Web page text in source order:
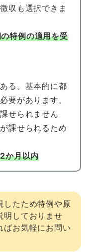
収も選択できま
特例の適用を受
る。基本的に都
要があります。
せられません
課せられるため
か月以内
したため特例や原
明しておりませ
ばお気軽にお問い